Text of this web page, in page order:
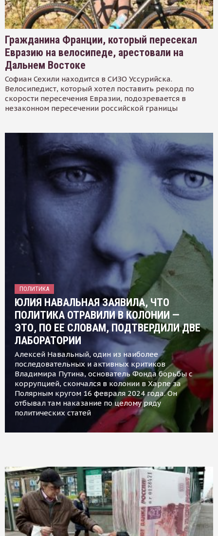
Гражданина Франции, который пересекал
Евразию на велосипеде, арестовали на
Дальнем Востоке
Софиан Сехили находится в СИЗО Уссурийска.
Велосипедист, который хотел поставить рекорд по
скорости пересечения Евразии, подозревается в
незаконном пересечении российской границы
ПОЛИТИКА
ЮЛИЯ НАВАЛЬНАЯ ЗАЯВИЛА, ЧТО
ПОЛИТИКА ОТРАВИЛИ В КОЛОНИИ —
ЭТО, ПО ЕЕ СЛОВАМ, ПОДТВЕРДИЛИ ДВЕ
ЛАБОРАТОРИИ
Алексей Навальный, один из наиболее
последовательных и активных критиков
Владимира Путина, основатель Фонда борьбы с
коррупцией, скончался в колонии в Харпе за
Полярным кругом 16 февраля 2024 года. Он
отбывал там наказание по целому ряду
политических статей